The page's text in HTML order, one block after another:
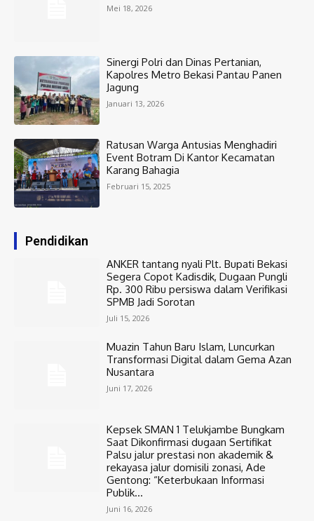
Mei 18, 2026
Sinergi Polri dan Dinas Pertanian,
Kapolres Metro Bekasi Pantau Panen
Jagung
Januari 13, 2026
Ratusan Warga Antusias Menghadiri
Event Botram Di Kantor Kecamatan
Karang Bahagia
Februari 15, 2025
Pendidikan
ANKER tantang nyali Plt. Bupati Bekasi
Segera Copot Kadisdik, Dugaan Pungli
Rp. 300 Ribu persiswa dalam Verifikasi
SPMB Jadi Sorotan
Juli 15, 2026
Muazin Tahun Baru Islam, Luncurkan
Transformasi Digital dalam Gema Azan
Nusantara
Juni 17, 2026
Kepsek SMAN 1 Telukjambe Bungkam
Saat Dikonfirmasi dugaan Sertifikat
Palsu jalur prestasi non akademik &
rekayasa jalur domisili zonasi, Ade
Gentong: “Keterbukaan Informasi
Publik...
Juni 16, 2026